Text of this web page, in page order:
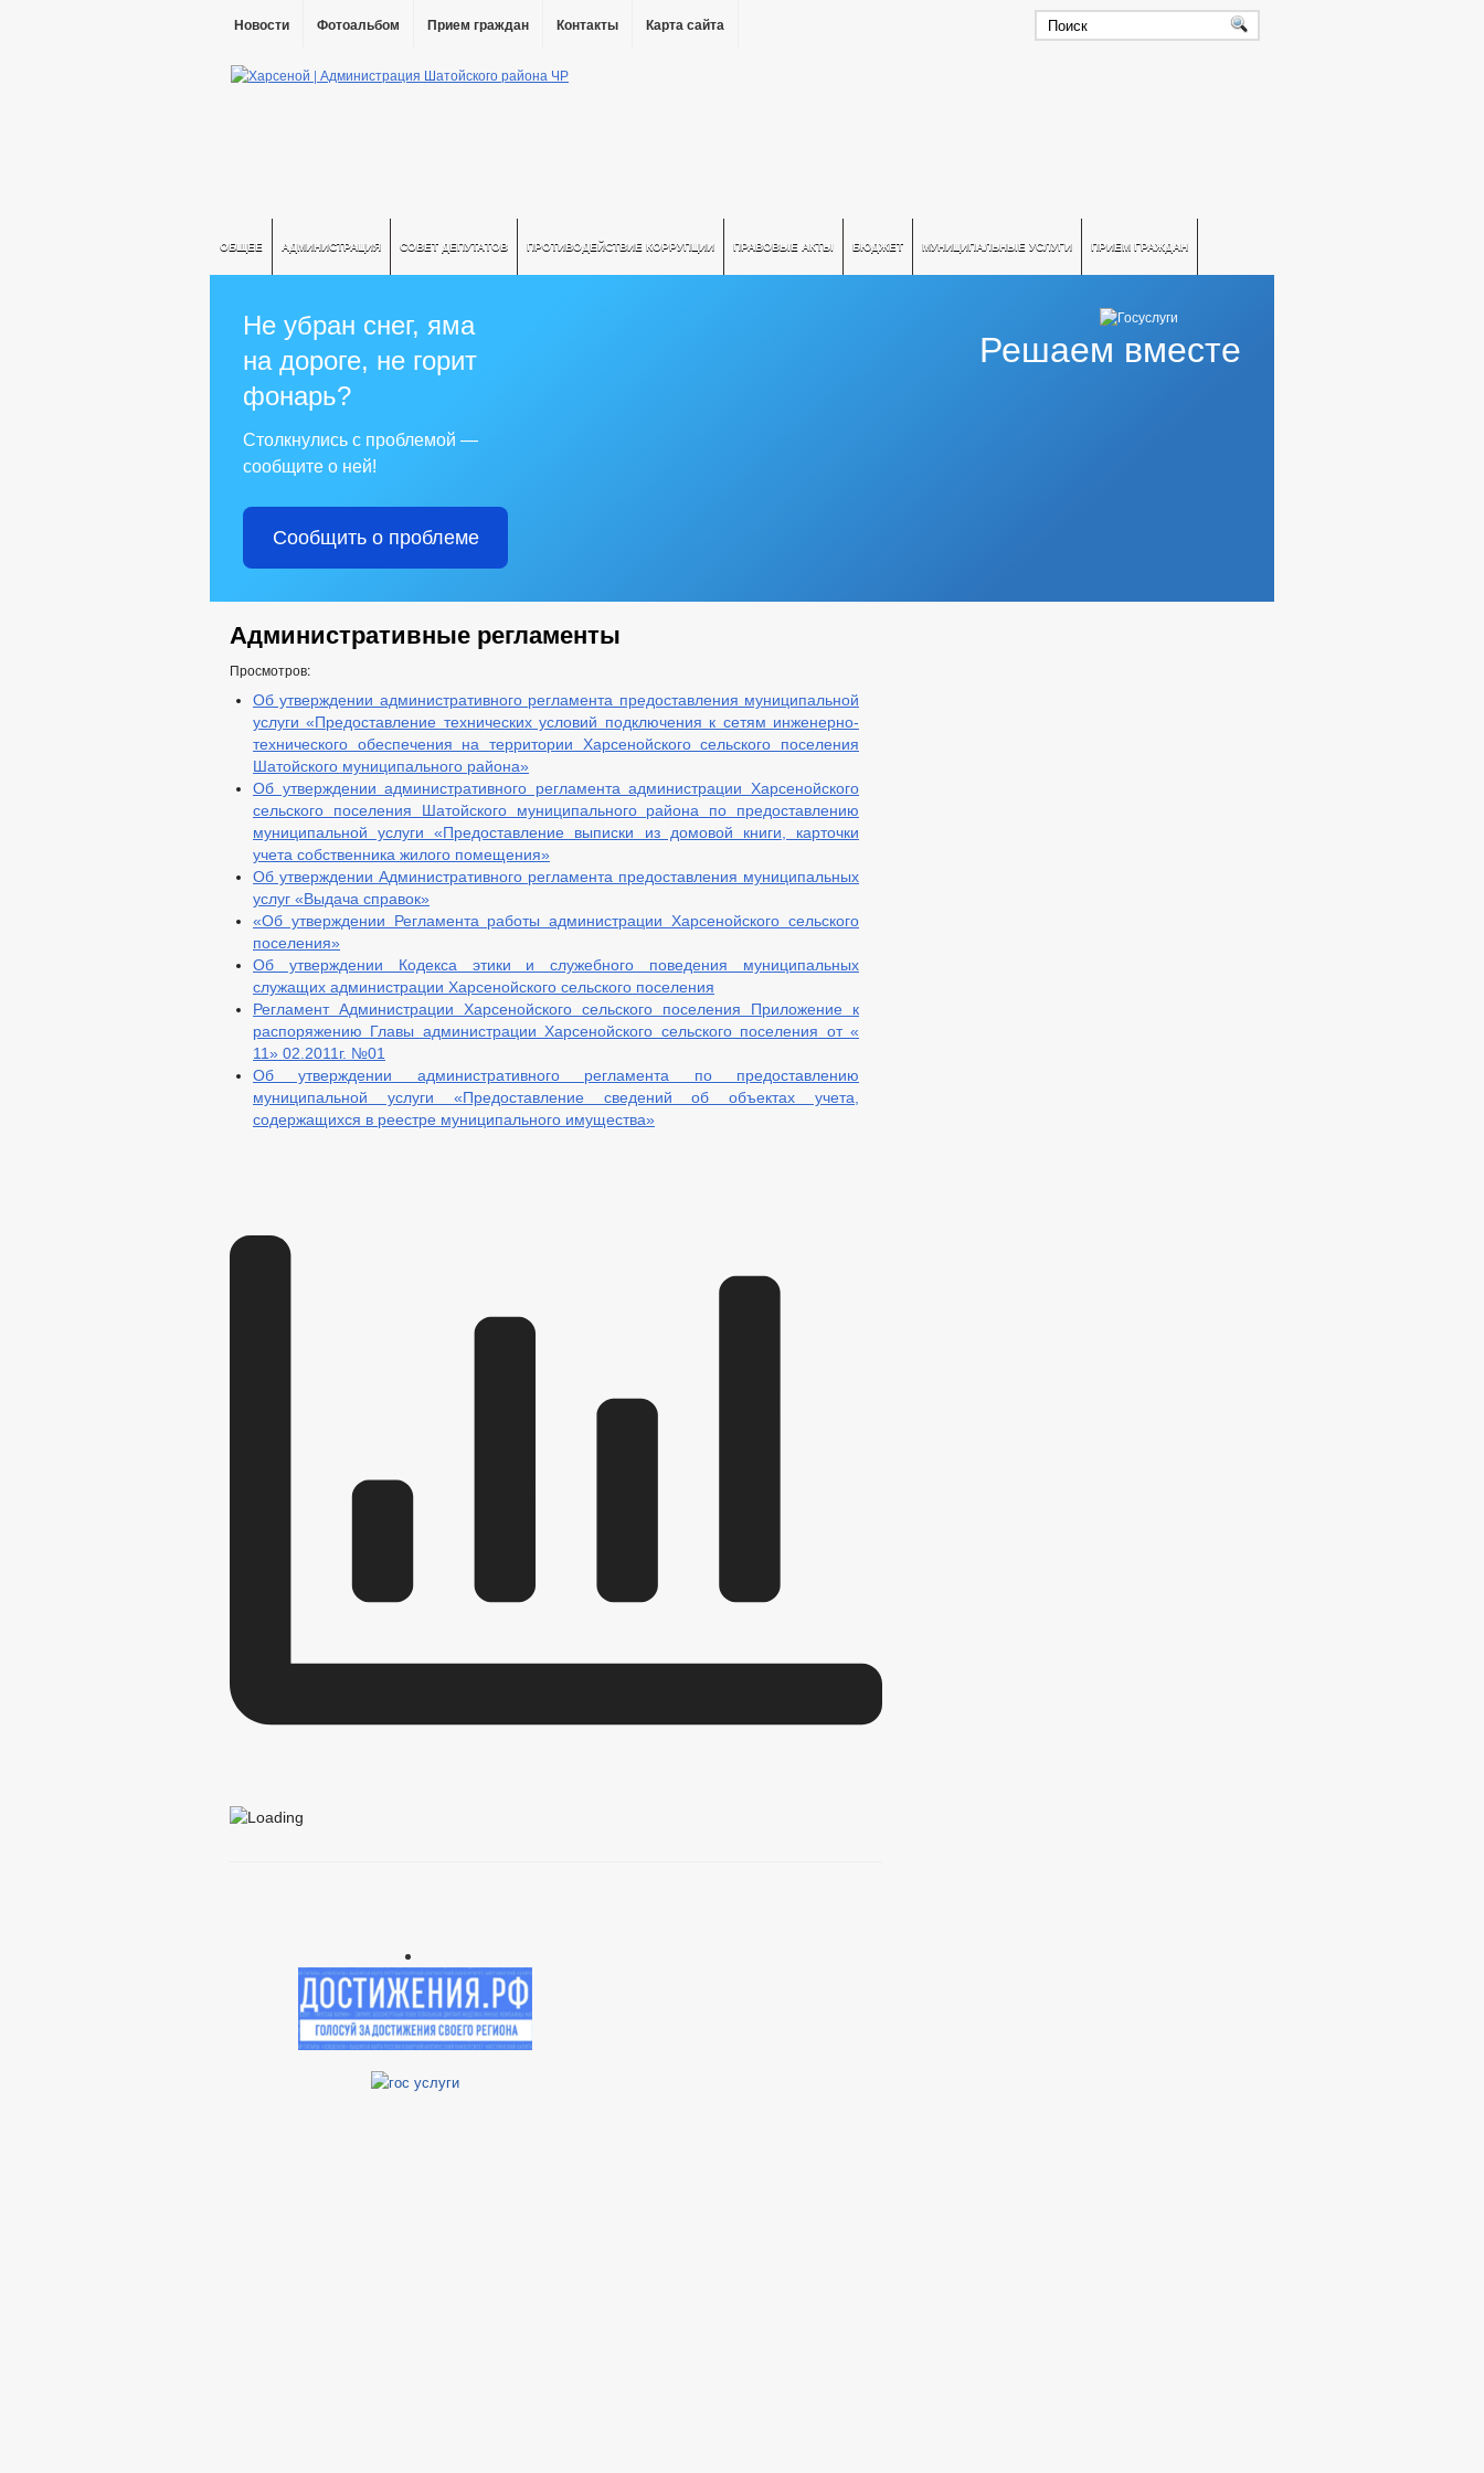
Новости Фотоальбом Прием граждан Контакты Карта сайта
ОБЩЕЕ АДМИНИСТРАЦИЯ СОВЕТ ДЕПУТАТОВ ПРОТИВОДЕЙСТВИЕ КОРРУПЦИИ ПРАВОВЫЕ АКТЫ БЮДЖЕТ МУНИЦИПАЛЬНЫЕ УСЛУГИ ПРИЕМ ГРАЖДАН
Решаем вместе
Не убран снег, яма
на дороге, не горит
фонарь?
Столкнулись с проблемой —
сообщите о ней!
Сообщить о проблеме
Административные регламенты
Просмотров:
Об утверждении административного регламента предоставления муниципальной
услуги «Предоставление технических условий подключения к сетям инженерно-
технического обеспечения на территории Харсенойского сельского поселения
Шатойского муниципального района»
Об утверждении административного регламента администрации Харсенойского
сельского поселения Шатойского муниципального района по предоставлению
муниципальной услуги «Предоставление выписки из домовой книги, карточки
учета собственника жилого помещения»
Об утверждении Административного регламента предоставления муниципальных
услуг «Выдача справок»
«Об утверждении Регламента работы администрации Харсенойского сельского
поселения»
Об утверждении Кодекса этики и служебного поведения муниципальных
служащих администрации Харсенойского сельского поселения
Регламент Администрации Харсенойского сельского поселения Приложение к
распоряжению Главы администрации Харсенойского сельского поселения от «
11» 02.2011г. №01
Об утверждении административного регламента по предоставлению
муниципальной услуги «Предоставление сведений об объектах учета,
содержащихся в реестре муниципального имущества»